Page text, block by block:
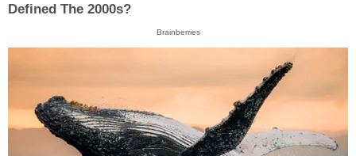
Defined The 2000s?
Brainberries